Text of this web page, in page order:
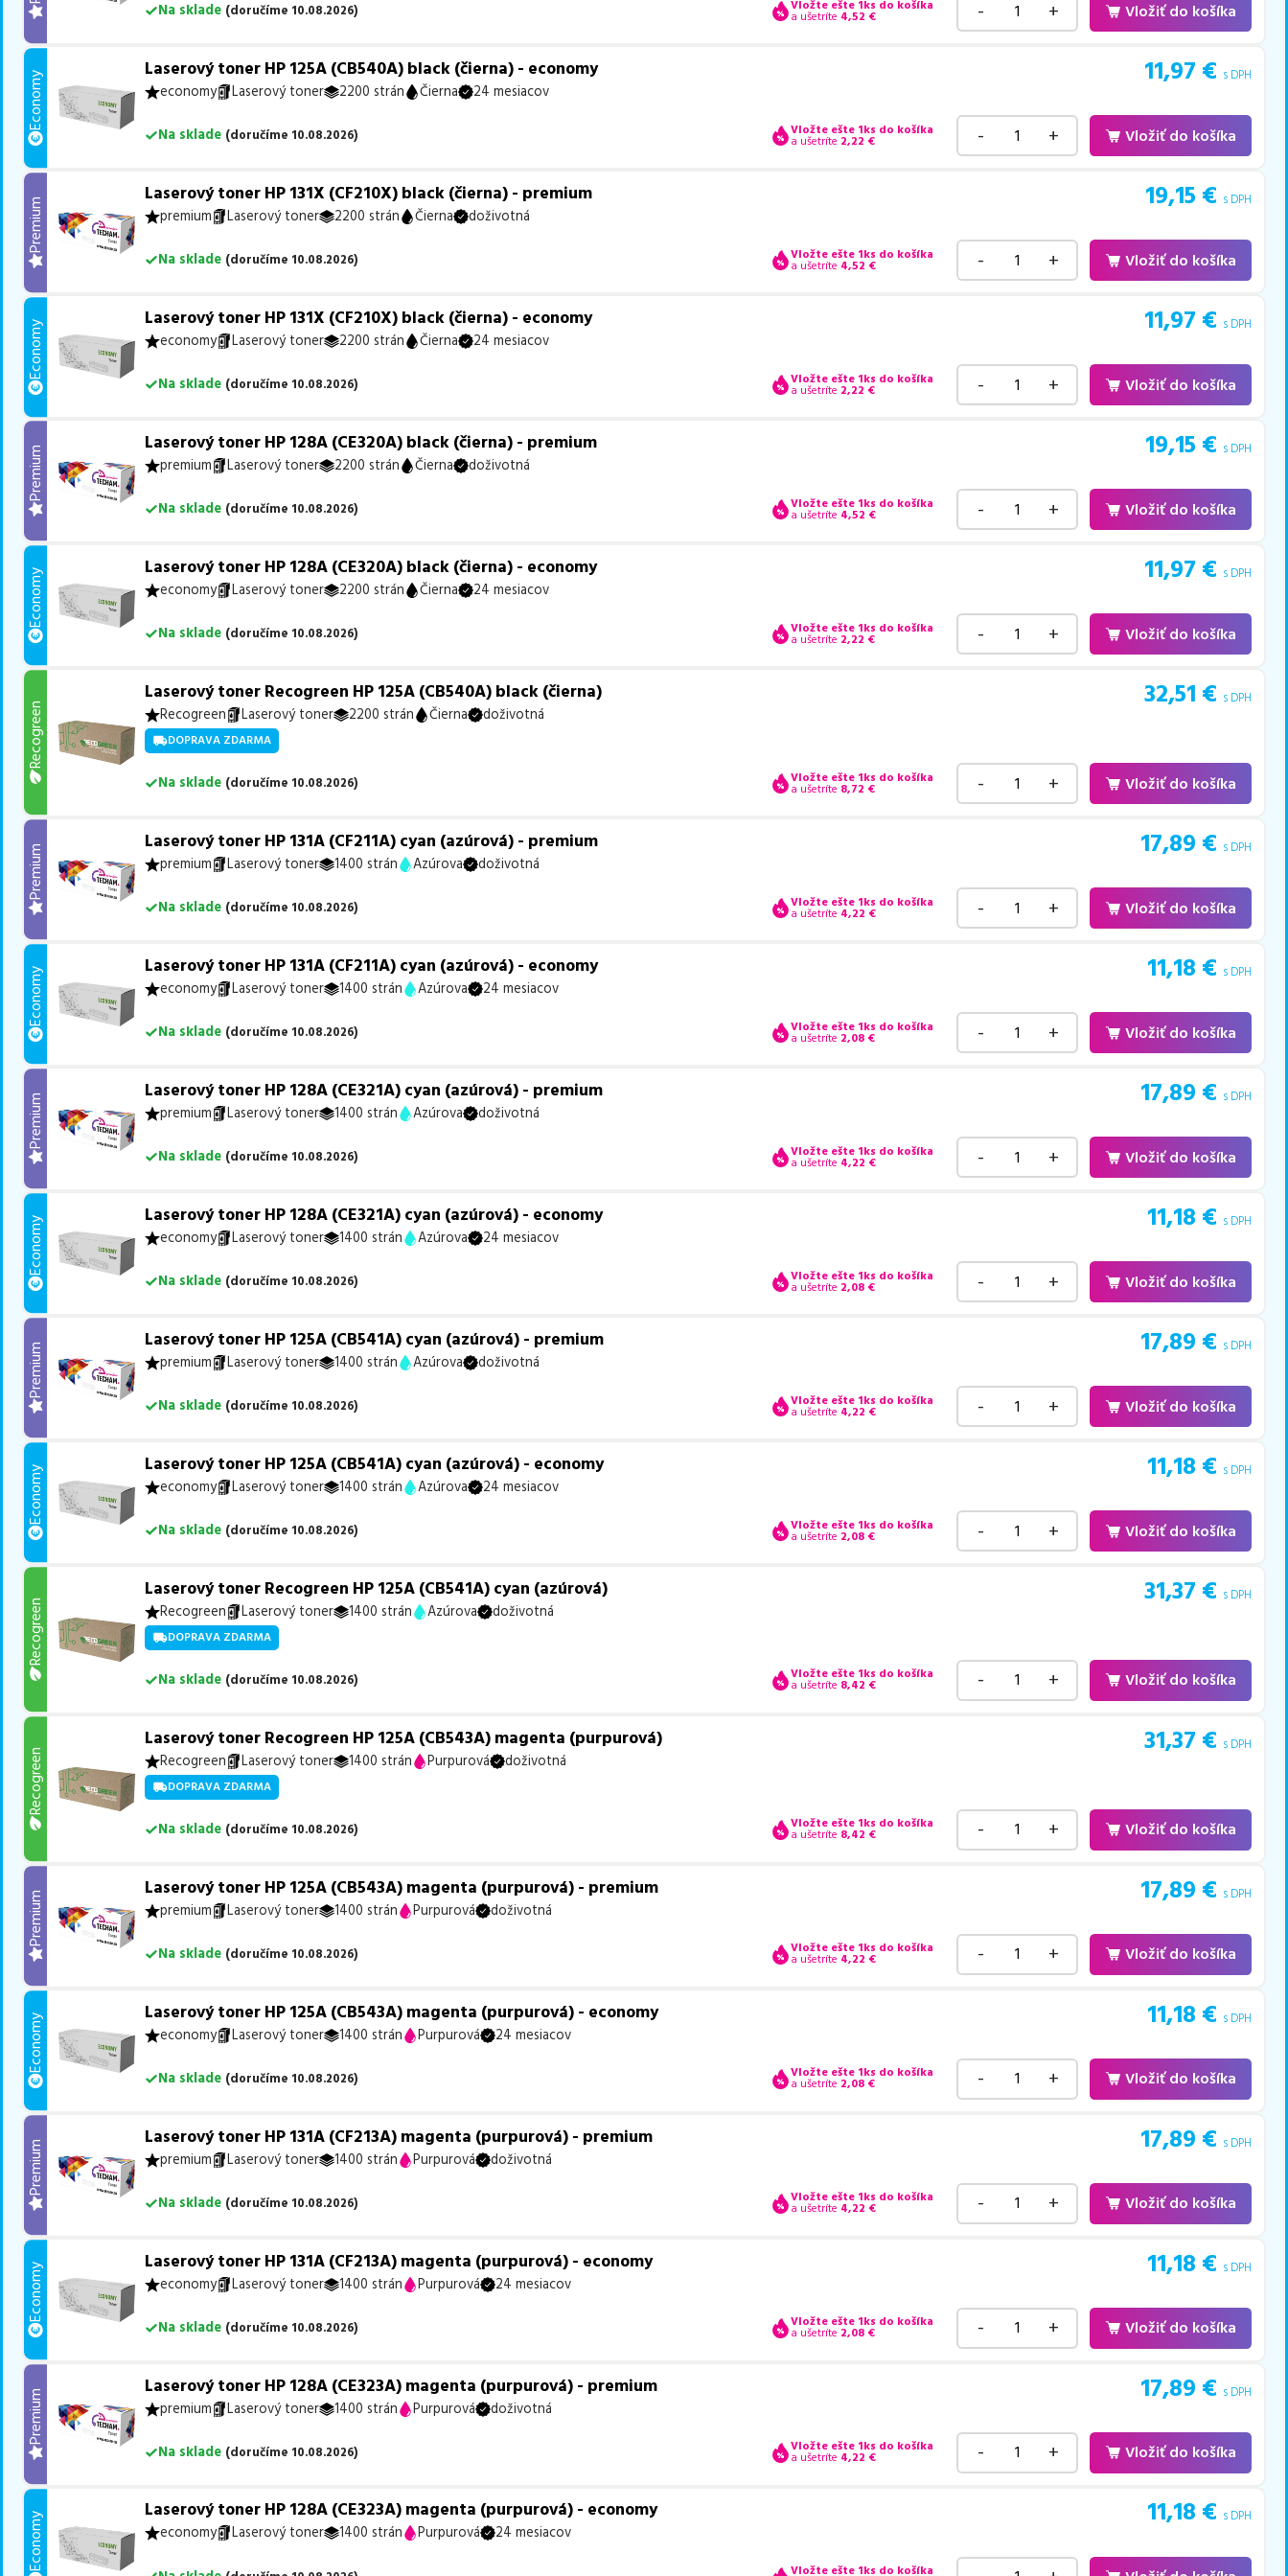
Na sklade (doručíme 10.08.2026) Vložte ešte 1ks do košíka
a ušetríte 4,52 € - + Vložiť do košíka
Economy
Laserový toner HP 125A (CB540A) black (čierna) - economy 11,97 € s DPH
economy Laserový toner 2200 strán Čierna 24 mesiacov
Na sklade (doručíme 10.08.2026) Vložte ešte 1ks do košíka
a ušetríte 2,22 € - + Vložiť do košíka
Premium
Laserový toner HP 131X (CF210X) black (čierna) - premium 19,15 € s DPH
premium Laserový toner 2200 strán Čierna doživotná
Na sklade (doručíme 10.08.2026) Vložte ešte 1ks do košíka
a ušetríte 4,52 € - + Vložiť do košíka
Economy
Laserový toner HP 131X (CF210X) black (čierna) - economy 11,97 € s DPH
economy Laserový toner 2200 strán Čierna 24 mesiacov
Na sklade (doručíme 10.08.2026) Vložte ešte 1ks do košíka
a ušetríte 2,22 € - + Vložiť do košíka
Premium
Laserový toner HP 128A (CE320A) black (čierna) - premium 19,15 € s DPH
premium Laserový toner 2200 strán Čierna doživotná
Na sklade (doručíme 10.08.2026) Vložte ešte 1ks do košíka
a ušetríte 4,52 € - + Vložiť do košíka
Economy
Laserový toner HP 128A (CE320A) black (čierna) - economy 11,97 € s DPH
economy Laserový toner 2200 strán Čierna 24 mesiacov
Na sklade (doručíme 10.08.2026) Vložte ešte 1ks do košíka
a ušetríte 2,22 € - + Vložiť do košíka
Recogreen
Laserový toner Recogreen HP 125A (CB540A) black (čierna) 32,51 € s DPH
Recogreen Laserový toner 2200 strán Čierna doživotná
DOPRAVA ZDARMA
Na sklade (doručíme 10.08.2026) Vložte ešte 1ks do košíka
a ušetríte 8,72 € - + Vložiť do košíka
Premium
Laserový toner HP 131A (CF211A) cyan (azúrová) - premium 17,89 € s DPH
premium Laserový toner 1400 strán Azúrova doživotná
Na sklade (doručíme 10.08.2026) Vložte ešte 1ks do košíka
a ušetríte 4,22 € - + Vložiť do košíka
Economy
Laserový toner HP 131A (CF211A) cyan (azúrová) - economy 11,18 € s DPH
economy Laserový toner 1400 strán Azúrova 24 mesiacov
Na sklade (doručíme 10.08.2026) Vložte ešte 1ks do košíka
a ušetríte 2,08 € - + Vložiť do košíka
Premium
Laserový toner HP 128A (CE321A) cyan (azúrová) - premium 17,89 € s DPH
premium Laserový toner 1400 strán Azúrova doživotná
Na sklade (doručíme 10.08.2026) Vložte ešte 1ks do košíka
a ušetríte 4,22 € - + Vložiť do košíka
Economy
Laserový toner HP 128A (CE321A) cyan (azúrová) - economy 11,18 € s DPH
economy Laserový toner 1400 strán Azúrova 24 mesiacov
Na sklade (doručíme 10.08.2026) Vložte ešte 1ks do košíka
a ušetríte 2,08 € - + Vložiť do košíka
Premium
Laserový toner HP 125A (CB541A) cyan (azúrová) - premium 17,89 € s DPH
premium Laserový toner 1400 strán Azúrova doživotná
Na sklade (doručíme 10.08.2026) Vložte ešte 1ks do košíka
a ušetríte 4,22 € - + Vložiť do košíka
Economy
Laserový toner HP 125A (CB541A) cyan (azúrová) - economy 11,18 € s DPH
economy Laserový toner 1400 strán Azúrova 24 mesiacov
Na sklade (doručíme 10.08.2026) Vložte ešte 1ks do košíka
a ušetríte 2,08 € - + Vložiť do košíka
Recogreen
Laserový toner Recogreen HP 125A (CB541A) cyan (azúrová) 31,37 € s DPH
Recogreen Laserový toner 1400 strán Azúrova doživotná
DOPRAVA ZDARMA
Na sklade (doručíme 10.08.2026) Vložte ešte 1ks do košíka
a ušetríte 8,42 € - + Vložiť do košíka
Recogreen
Laserový toner Recogreen HP 125A (CB543A) magenta (purpurová) 31,37 € s DPH
Recogreen Laserový toner 1400 strán Purpurová doživotná
DOPRAVA ZDARMA
Na sklade (doručíme 10.08.2026) Vložte ešte 1ks do košíka
a ušetríte 8,42 € - + Vložiť do košíka
Premium
Laserový toner HP 125A (CB543A) magenta (purpurová) - premium 17,89 € s DPH
premium Laserový toner 1400 strán Purpurová doživotná
Na sklade (doručíme 10.08.2026) Vložte ešte 1ks do košíka
a ušetríte 4,22 € - + Vložiť do košíka
Economy
Laserový toner HP 125A (CB543A) magenta (purpurová) - economy 11,18 € s DPH
economy Laserový toner 1400 strán Purpurová 24 mesiacov
Na sklade (doručíme 10.08.2026) Vložte ešte 1ks do košíka
a ušetríte 2,08 € - + Vložiť do košíka
Premium
Laserový toner HP 131A (CF213A) magenta (purpurová) - premium 17,89 € s DPH
premium Laserový toner 1400 strán Purpurová doživotná
Na sklade (doručíme 10.08.2026) Vložte ešte 1ks do košíka
a ušetríte 4,22 € - + Vložiť do košíka
Economy
Laserový toner HP 131A (CF213A) magenta (purpurová) - economy 11,18 € s DPH
economy Laserový toner 1400 strán Purpurová 24 mesiacov
Na sklade (doručíme 10.08.2026) Vložte ešte 1ks do košíka
a ušetríte 2,08 € - + Vložiť do košíka
Premium
Laserový toner HP 128A (CE323A) magenta (purpurová) - premium 17,89 € s DPH
premium Laserový toner 1400 strán Purpurová doživotná
Na sklade (doručíme 10.08.2026) Vložte ešte 1ks do košíka
a ušetríte 4,22 € - + Vložiť do košíka
Economy
Laserový toner HP 128A (CE323A) magenta (purpurová) - economy 11,18 € s DPH
economy Laserový toner 1400 strán Purpurová 24 mesiacov
Vložte ešte 1ks do košíka